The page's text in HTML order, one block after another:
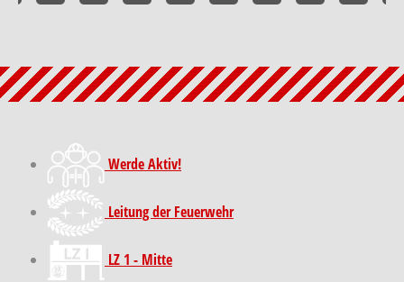
Werde Aktiv!
Leitung der Feuerwehr
LZ 1 - Mitte